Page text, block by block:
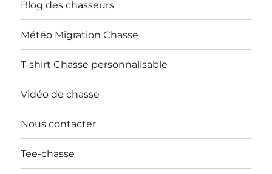
Blog des chasseurs
Météo Migration Chasse
T-shirt Chasse personnalisable
Vidéo de chasse
Nous contacter
Tee-chasse